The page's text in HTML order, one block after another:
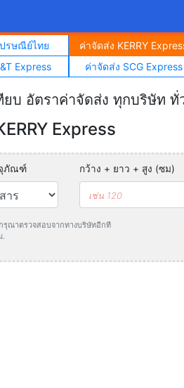
รษณีย์ไทย ค่าจัดส่ง KERRY
Express ค่าจัดส่ง SCG Express
ยบ อัตราค่าจัดส่ง ทุกบริษัท ทั่
Express
จุภัณฑ์ กว้าง + ยาว + สูง (ซม)
รุณาตรวจสอบจากทางบริษัทอีกที
.